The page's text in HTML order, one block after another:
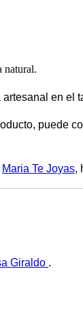
natural.
artesanal en el
puede
Maria Te Joyas,
Giraldo .